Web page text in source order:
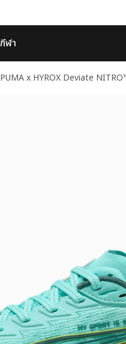
กีฬา
PUMA x HYROX Deviate